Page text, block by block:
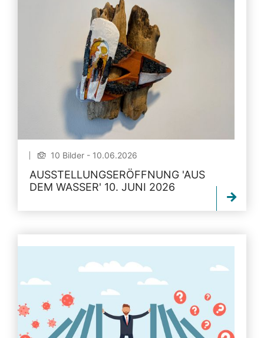
10 Bilder - 10.06.2026
AUSSTELLUNGSERÖFFNUNG 'AUS
DEM WASSER' 10. JUNI 2026